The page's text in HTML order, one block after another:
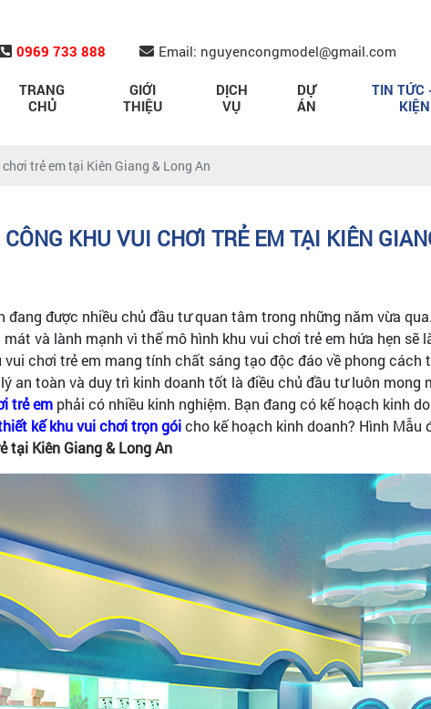
0969 733 888 Email: nguyencongmodel@gmail.com
TRANG
CHỦ
GIỚI
THIỆU
DỊCH
VỤ
DỰ
ÁN
TIN TỨC
KIỆN
trẻ em tại Kiên Giang & Long An
KHU VUI CHƠI TRẺ EM TẠI KIÊN
đang được nhiều chủ đầu tư quan tâm trong những năm vừa
và lành mạnh vì thế mô hình khu vui chơi trẻ em hứa hẹn sẽ
chơi trẻ em mang tính chất sáng tạo độc đáo về phong
an toàn và duy trì kinh doanh tốt là điều chủ đầu tư luôn mong
trẻ em phải có nhiều kinh nghiệm. Bạn đang có kế hoạch kinh
kế khu vui chơi trọn góicho kế hoạch kinh doanh? Hình Mẫu
tại Kiên Giang & Long An